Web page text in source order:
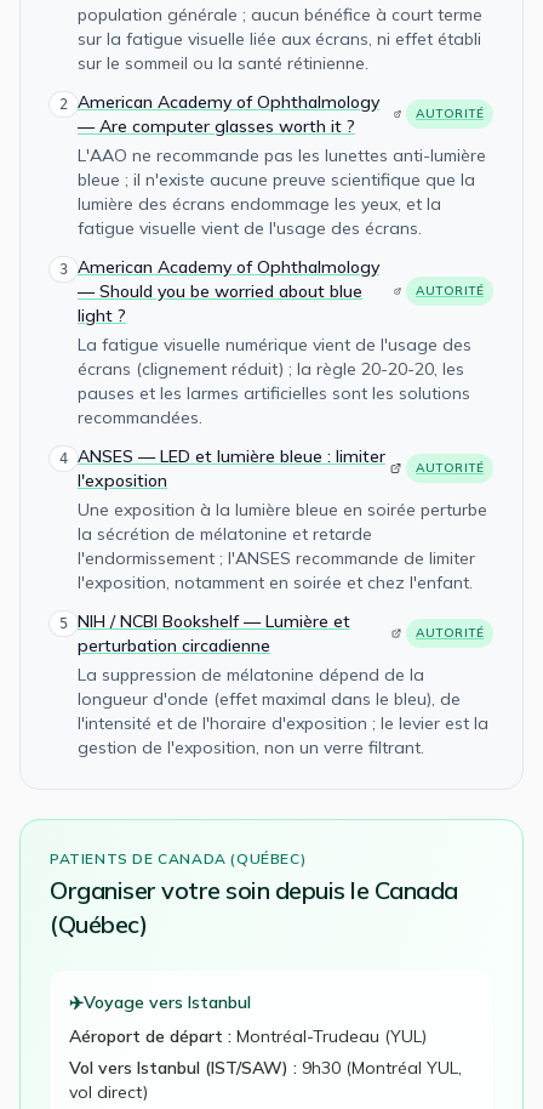
population générale ; aucun bénéfice à court terme
sur la fatigue visuelle liée aux écrans, ni effet établi
sur le sommeil ou la santé rétinienne.
2
American Academy of Ophthalmology
— Are computer glasses worth it ?
AUTORITÉ
L'AAO ne recommande pas les lunettes anti-lumière
bleue ; il n'existe aucune preuve scientifique que la
lumière des écrans endommage les yeux, et la
fatigue visuelle vient de l'usage des écrans.
3 American Academy of Ophthalmology
— Should you be worried about blue
light ?
AUTORITÉ
La fatigue visuelle numérique vient de l'usage des
écrans (clignement réduit) ; la règle 20-20-20, les
pauses et les larmes artificielles sont les solutions
recommandées.
4 ANSES — LED et lumière bleue : limiter
l'exposition
AUTORITÉ
Une exposition à la lumière bleue en soirée perturbe
la sécrétion de mélatonine et retarde
l'endormissement ; l'ANSES recommande de limiter
l'exposition, notamment en soirée et chez l'enfant.
5 NIH / NCBI Bookshelf — Lumière et
perturbation circadienne
AUTORITÉ
La suppression de mélatonine dépend de la
longueur d'onde (effet maximal dans le bleu), de
l'intensité et de l'horaire d'exposition ; le levier est la
gestion de l'exposition, non un verre filtrant.
PATIENTS DECANADA (QUÉBEC)
Organiser votre soin depuis le Canada
(Québec)
✈️Voyage vers Istanbul
Aéroport de départ : Montréal-Trudeau (YUL)
Vol vers Istanbul (IST/SAW) : 9h30 (Montréal YUL,
vol direct)